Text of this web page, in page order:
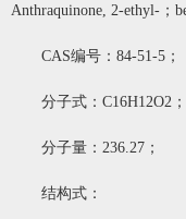
Anthraquinone, 2-ethyl-；
CAS编号：84-51-5；
分子式：C16H12O2；
分子量：236.27；
结构式：